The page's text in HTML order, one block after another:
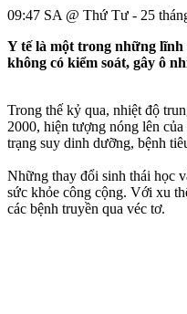
09:47 SA @ Thứ Tư - 25
Y tế là một trong những lĩnh
không có kiểm soát, gây ô
Trong thế kỷ qua, nhiệt độ
2000, hiện tượng nóng lên
trạng suy dinh dưỡng, bệnh
Những thay đổi sinh thái học
sức khỏe công cộng. Với xu
các bệnh truyền qua véc tơ.